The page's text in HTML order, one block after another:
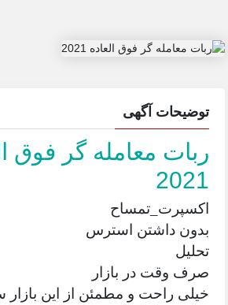
توضیحات آگهی
ربات معامله گر فوق
2021
اکسپرت_تمساح
بدون داشتن استرس
تحلیل
صرف وقت در بازار
خیلی راحت و مطمئن از این بازار